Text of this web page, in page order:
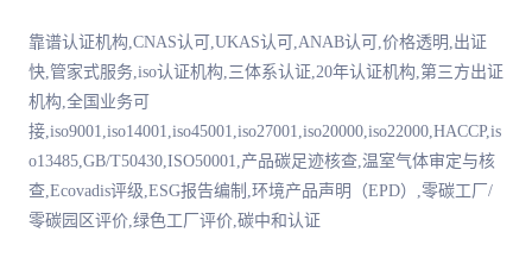
靠谱认证机构,CNAS认可,UKAS认可,ANAB认可,价格透明,出证
快,管家式服务,iso认证机构,三体系认证,20年认证机构,第三方出证
机构,全国业务可
接,iso9001,iso14001,iso45001,iso27001,iso20000,iso22000,HACCP,is
o13485,GB/T50430,ISO50001,产品碳足迹核查,温室气体审定与核
查,Ecovadis评级,ESG报告编制,环境产品声明（EPD）,零碳工厂/
零碳园区评价,绿色工厂评价,碳中和认证